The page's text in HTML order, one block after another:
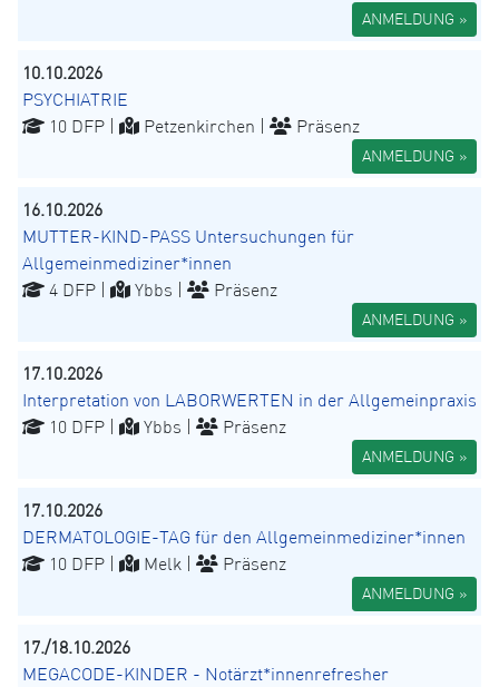
ANMELDUNG »
10.10.2026
PSYCHIATRIE
10 DFP |
Petzenkirchen | Präsenz
ANMELDUNG »
16.10.2026
MUTTER-KIND-PASS Untersuchungen für
Allgemeinmediziner*innen
4 DFP |
Ybbs | Präsenz
ANMELDUNG »
17.10.2026
Interpretation von LABORWERTEN in der Allgemeinpraxis
10 DFP |
Ybbs | Präsenz
ANMELDUNG »
17.10.2026
DERMATOLOGIE-TAG für den Allgemeinmediziner*innen
10 DFP |
Melk | Präsenz
ANMELDUNG »
17./18.10.2026
MEGACODE-KINDER - Notärzt*innenrefresher